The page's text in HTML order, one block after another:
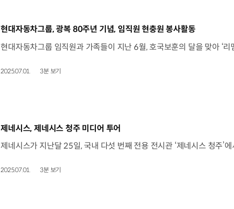
[동영상]
현대자동차그룹, 광복 80주년 기념, 임직원 현충원 봉사활동
2025.07.01. 3분 보기
[동영상]
제네시스, 제네시스 청주 미디어 투어
2025.07.01. 3분 보기